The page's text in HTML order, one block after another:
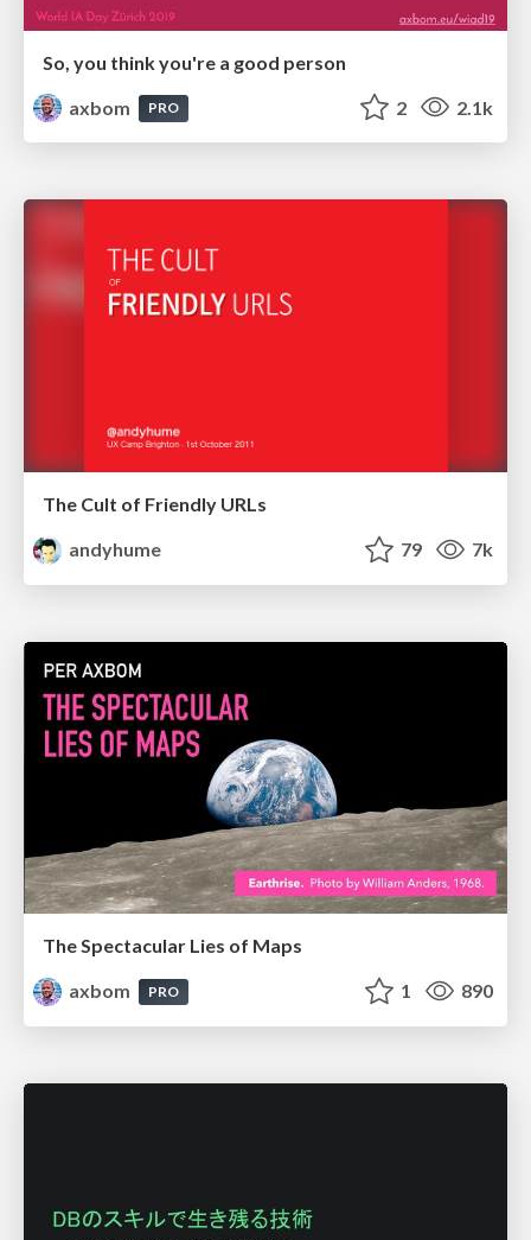
So, you think you're a good person
axbom
PRO 2 2.1k
The Cult of Friendly URLs
andyhume
79 7k
The Spectacular Lies of Maps
axbom
PRO 1 890